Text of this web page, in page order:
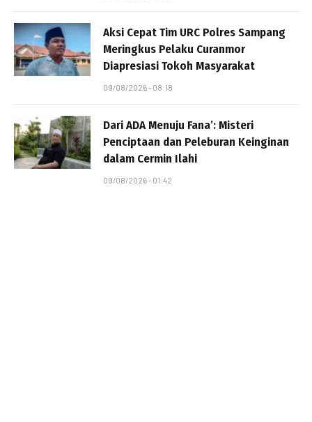
Aksi Cepat Tim URC Polres Sampang
Meringkus Pelaku Curanmor
Diapresiasi Tokoh Masyarakat
09/08/2026 - 08:18
Dari ADA Menuju Fana’: Misteri
Penciptaan dan Peleburan Keinginan
dalam Cermin Ilahi
09/08/2026 - 01:42